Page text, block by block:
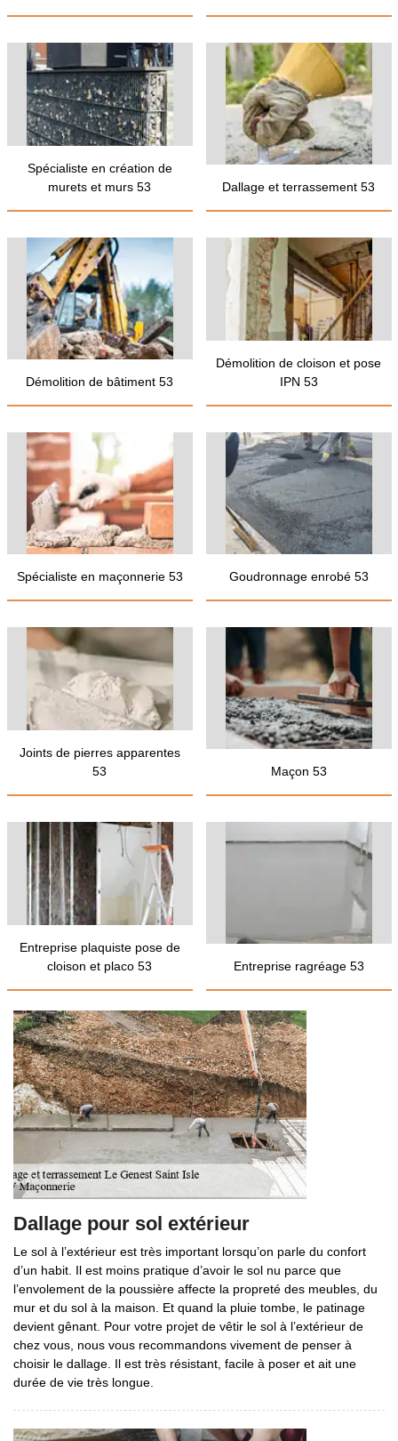
Spécialiste en création de
murets et murs 53
Dallage et terrassement 53
Démolition de bâtiment 53
Démolition de cloison et pose
IPN 53
Spécialiste en maçonnerie 53 Goudronnage enrobé 53
Joints de pierres apparentes
53
Maçon 53
Entreprise plaquiste pose de
cloison et placo 53
Entreprise ragréage 53
Dallage pour sol extérieur
Le sol à l’extérieur est très important lorsqu’on parle du confort
d’un habit. Il est moins pratique d’avoir le sol nu parce que
l’envolement de la poussière affecte la propreté des meubles, du
mur et du sol à la maison. Et quand la pluie tombe, le patinage
devient gênant. Pour votre projet de vêtir le sol à l’extérieur de
chez vous, nous vous recommandons vivement de penser à
choisir le dallage. Il est très résistant, facile à poser et ait une
durée de vie très longue.